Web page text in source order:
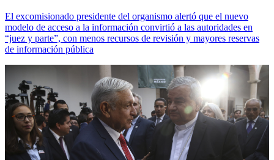
El excomisionado presidente del organismo alertó que el nuevo
modelo de acceso a la información convirtió a las autoridades en
“juez y parte”, con menos recursos de revisión y mayores reservas
de información pública